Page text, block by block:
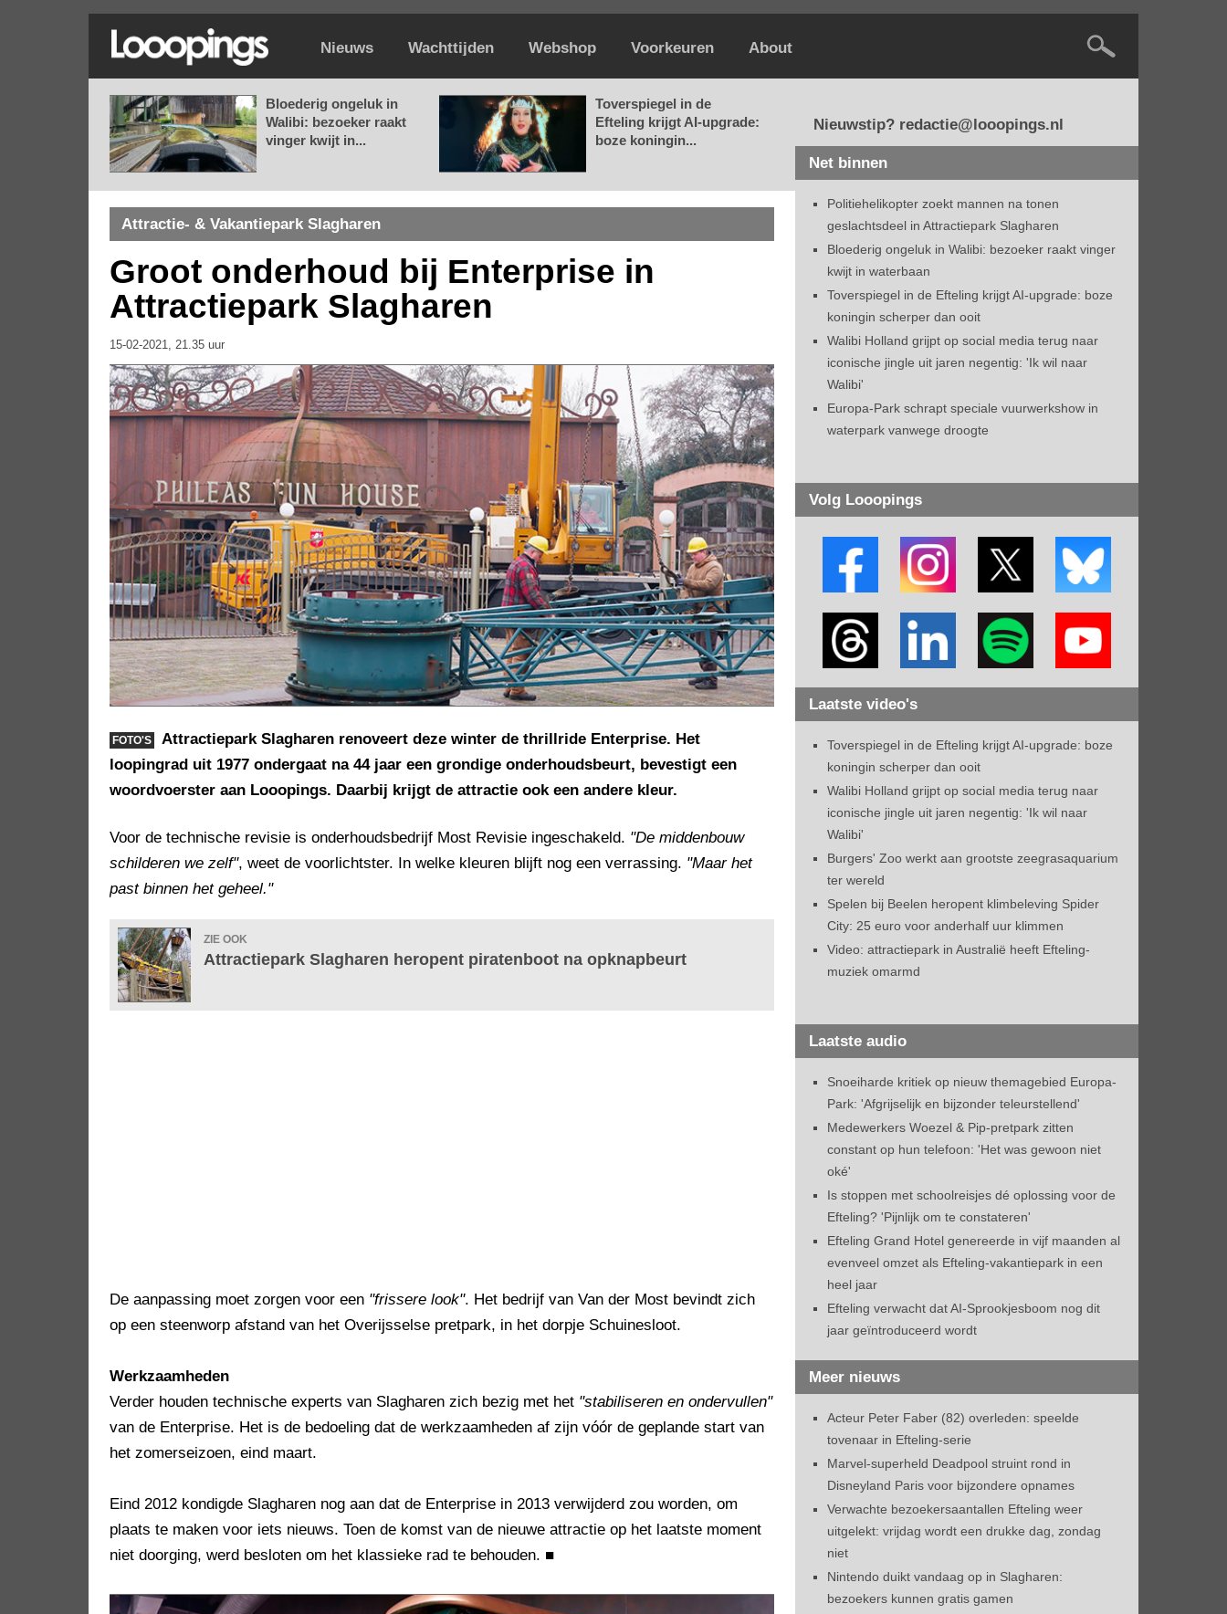
Nieuws Wachttijden Webshop Voorkeuren About
Bloederig ongeluk in
Walibi: bezoeker raakt
vinger kwijt in...
Toverspiegel in de
Efteling krijgt AI-upgrade:
boze koningin...
Attractie- & Vakantiepark Slagharen
Groot onderhoud bij Enterprise in
Attractiepark Slagharen
15-02-2021, 21.35 uur
FOTO'S
Attractiepark Slagharen renoveert deze winter de thrillride Enterprise. Het
loopingrad uit 1977 ondergaat na 44 jaar een grondige onderhoudsbeurt, bevestigt een
woordvoerster aan Looopings. Daarbij krijgt de attractie ook een andere kleur.
Voor de technische revisie is onderhoudsbedrijf Most Revisie ingeschakeld. "De middenbouw
schilderen we zelf", weet de voorlichtster. In welke kleuren blijft nog een verrassing. "Maar het
past binnen het geheel."
ZIE OOK
Attractiepark Slagharen heropent piratenboot na opknapbeurt
De aanpassing moet zorgen voor een "frissere look". Het bedrijf van Van der Most bevindt zich
op een steenworp afstand van het Overijsselse pretpark, in het dorpje Schuinesloot.
Werkzaamheden
Verder houden technische experts van Slagharen zich bezig met het "stabiliseren en ondervullen"
van de Enterprise. Het is de bedoeling dat de werkzaamheden af zijn vóór de geplande start van
het zomerseizoen, eind maart.
Eind 2012 kondigde Slagharen nog aan dat de Enterprise in 2013 verwijderd zou worden, om
plaats te maken voor iets nieuws. Toen de komst van de nieuwe attractie op het laatste moment
niet doorging, werd besloten om het klassieke rad te behouden. ■
Nieuwstip? redactie@looopings.nl
Net binnen
Politiehelikopter zoekt mannen na tonen
geslachtsdeel in Attractiepark Slagharen
Bloederig ongeluk in Walibi: bezoeker raakt vinger
kwijt in waterbaan
Toverspiegel in de Efteling krijgt AI-upgrade: boze
koningin scherper dan ooit
Walibi Holland grijpt op social media terug naar
iconische jingle uit jaren negentig: 'Ik wil naar
Walibi'
Europa-Park schrapt speciale vuurwerkshow in
waterpark vanwege droogte
Volg Looopings
Laatste video's
Toverspiegel in de Efteling krijgt AI-upgrade: boze
koningin scherper dan ooit
Walibi Holland grijpt op social media terug naar
iconische jingle uit jaren negentig: 'Ik wil naar
Walibi'
Burgers' Zoo werkt aan grootste zeegrasaquarium
ter wereld
Spelen bij Beelen heropent klimbeleving Spider
City: 25 euro voor anderhalf uur klimmen
Video: attractiepark in Australië heeft Efteling-
muziek omarmd
Laatste audio
Snoeiharde kritiek op nieuw themagebied Europa-
Park: 'Afgrijselijk en bijzonder teleurstellend'
Medewerkers Woezel & Pip-pretpark zitten
constant op hun telefoon: 'Het was gewoon niet
oké'
Is stoppen met schoolreisjes dé oplossing voor de
Efteling? 'Pijnlijk om te constateren'
Efteling Grand Hotel genereerde in vijf maanden al
evenveel omzet als Efteling-vakantiepark in een
heel jaar
Efteling verwacht dat AI-Sprookjesboom nog dit
jaar geïntroduceerd wordt
Meer nieuws
Acteur Peter Faber (82) overleden: speelde
tovenaar in Efteling-serie
Marvel-superheld Deadpool struint rond in
Disneyland Paris voor bijzondere opnames
Verwachte bezoekersaantallen Efteling weer
uitgelekt: vrijdag wordt een drukke dag, zondag
niet
Nintendo duikt vandaag op in Slagharen:
bezoekers kunnen gratis gamen